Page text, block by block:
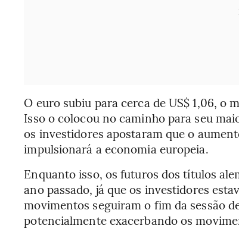
O euro subiu para cerca de US$ 1,06, o
Isso o colocou no caminho para seu
os investidores apostaram que o
impulsionará a economia europeia.
Enquanto isso, os futuros dos títulos
ano passado, já que os investidores
movimentos seguiram o fim da sessão
potencialmente exacerbando os